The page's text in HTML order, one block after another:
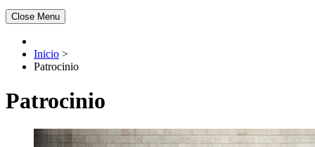
Close Menu
Inicio >
Patrocinio
Patrocinio